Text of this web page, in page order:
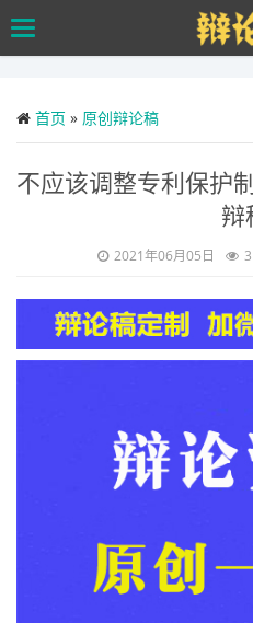
to
main
Toggle
首页 » 原创辩论稿
不应该调整专利保护
辩
2021年06月05日